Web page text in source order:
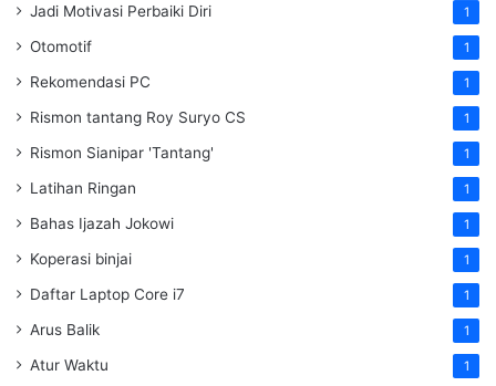
Jadi Motivasi Perbaiki Diri 1
Otomotif 1
Rekomendasi PC 1
Rismon tantang Roy Suryo CS 1
Rismon Sianipar 'Tantang' 1
Latihan Ringan 1
Bahas Ijazah Jokowi 1
Koperasi binjai 1
Daftar Laptop Core i7 1
Arus Balik 1
Atur Waktu 1